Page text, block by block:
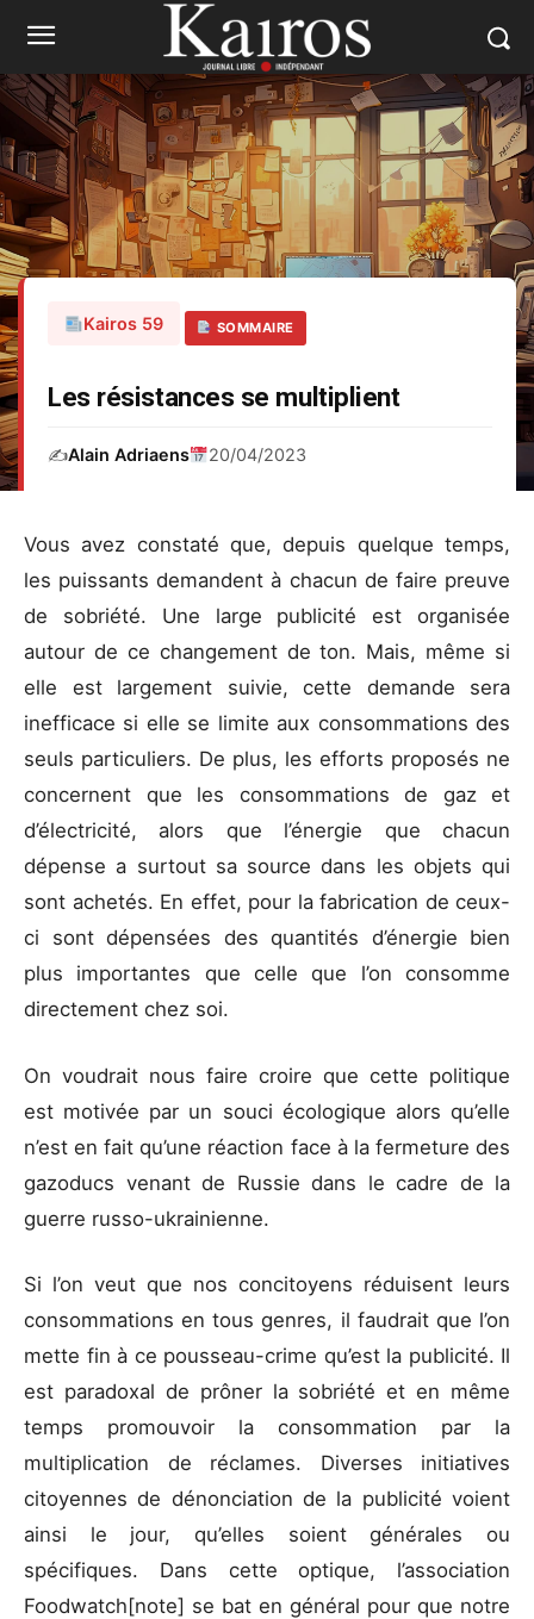
Kairos 59 SOMMAIRE
Les résistances se multiplient
✍️Alain Adriaens 20/04/2023
Vous avez constaté que, depuis quelque temps,
les puissants demandent à chacun de faire preuve
de sobriété. Une large publicité est organisée
autour de ce changement de ton. Mais, même si
elle est largement suivie, cette demande sera
inefficace si elle se limite aux consommations des
seuls particuliers. De plus, les efforts proposés ne
concernent que les consommations de gaz et
d’électricité, alors que l’énergie que chacun
dépense a surtout sa source dans les objets qui
sont achetés. En effet, pour la fabrication de ceux-
ci sont dépensées des quantités d’énergie bien
plus importantes que celle que l’on consomme
directement chez soi.
On voudrait nous faire croire que cette politique
est motivée par un souci écologique alors qu’elle
n’est en fait qu’une réaction face à la fermeture des
gazoducs venant de Russie dans le cadre de la
guerre russo-ukrainienne.
Si l’on veut que nos concitoyens réduisent leurs
consommations en tous genres, il faudrait que l’on
mette fin à ce pousseau-crime qu’est la publicité. Il
est paradoxal de prôner la sobriété et en même
temps promouvoir la consommation par la
multiplication de réclames. Diverses initiatives
citoyennes de dénonciation de la publicité voient
ainsi le jour, qu’elles soient générales ou
spécifiques. Dans cette optique, l’association
Foodwatch[note] se bat en général pour que notre